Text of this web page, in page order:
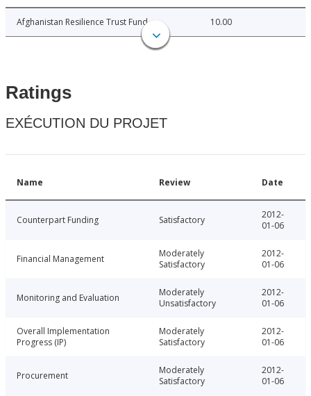
Afghanistan Resilience Trust Fund 10.00
Ratings
EXÉCUTION DU PROJET
Name Review Date
Counterpart Funding Satisfactory
2012-
01-06
Financial Management
Moderately
Satisfactory
2012-
01-06
Monitoring and Evaluation
Moderately
Unsatisfactory
2012-
01-06
Overall Implementation
Progress (IP)
Moderately
Satisfactory
2012-
01-06
Procurement
Moderately
Satisfactory
2012-
01-06